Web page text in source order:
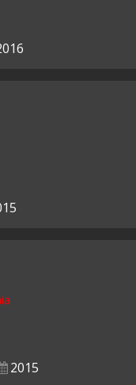
2015